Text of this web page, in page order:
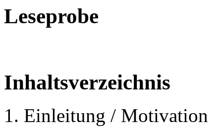
Leseprobe
Inhaltsverzeichnis
1. Einleitung / Motivation